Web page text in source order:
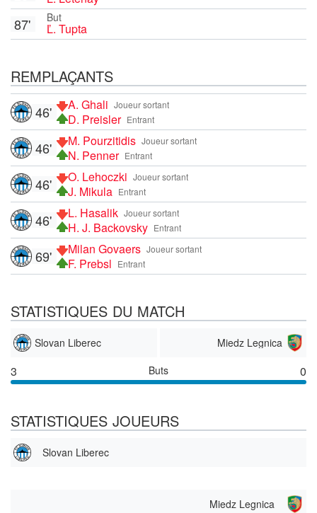
But
Ľ. Tupta
87'
REMPLAÇANTS
Joueur sortant
A. Ghali
Entrant
D. Preisler
46'
Joueur sortant
M. Pourzitidis
Entrant
N. Penner
46'
Joueur sortant
O. Lehoczki
Entrant
J. Mikula
46'
Joueur sortant
L. Hasalik
Entrant
H. J. Backovsky
46'
Joueur sortant
Milan Govaers
Entrant
F. Prebsl
69'
STATISTIQUES DU MATCH
Slovan Liberec Miedz Legnica
3 Buts 0
STATISTIQUES JOUEURS
Slovan Liberec
Miedz Legnica